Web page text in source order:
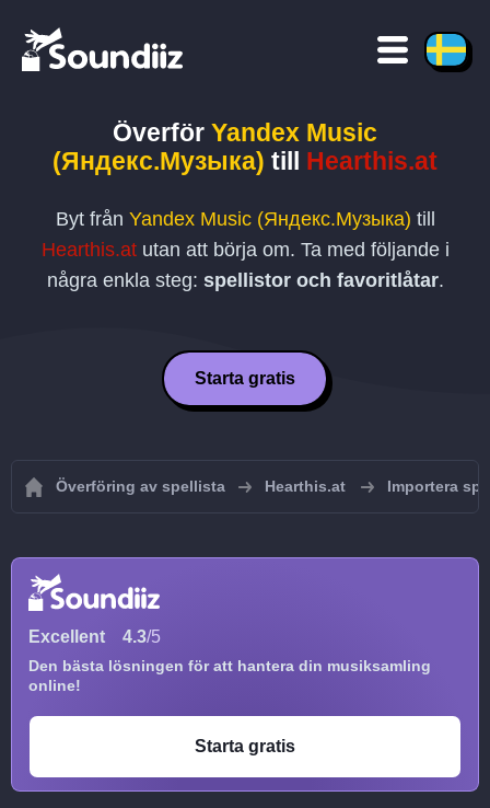
Överför Yandex Music
(Яндекс.Музыка) till Hearthis.at
Byt från Yandex Music (Яндекс.Музыка) till
Hearthis.atutan att börja om. Ta med följande i
några enkla steg: spellistor och favoritlåtar.
Starta gratis
Överföring av spellista Hearthis.at Importera
Excellent 4.3/5
Den bästa lösningen för att hantera din musiksamling
online!
Starta gratis